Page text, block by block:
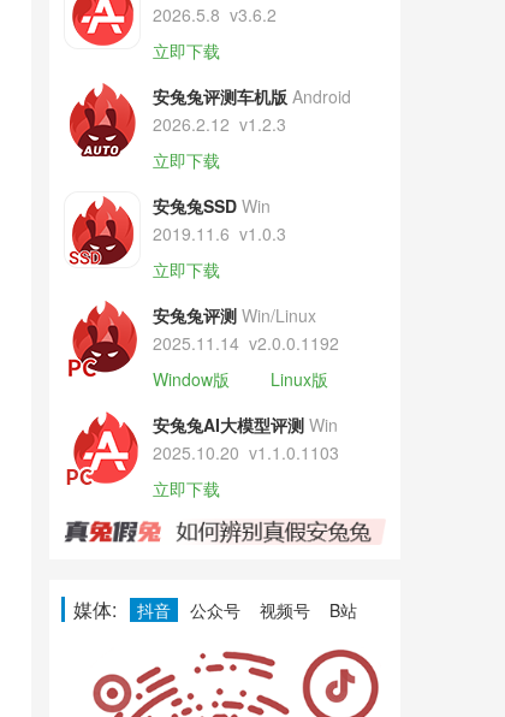
2026.5.8 v3.6.2
立即下载
安兔兔评测车机版 Android
2026.2.12 v1.2.3
立即下载
安兔兔SSD Win
2019.11.6 v1.0.3
立即下载
安兔兔评测 Win/Linux
2025.11.14 v2.0.0.1192
Window版
Linux版
安兔兔AI大模型评测 Win
2025.10.20 v1.1.0.1103
立即下载
媒体: 抖音 公众号 视频号 B站